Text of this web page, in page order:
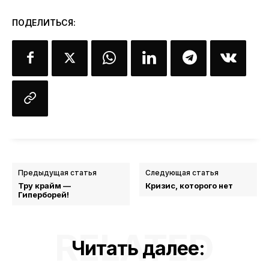
ПОДЕЛИТЬСЯ:
Предыдущая статья
Тру крайм —
Гиперборей!
Следующая статья
Кризис, которого нет
Читать далее:
RELATED